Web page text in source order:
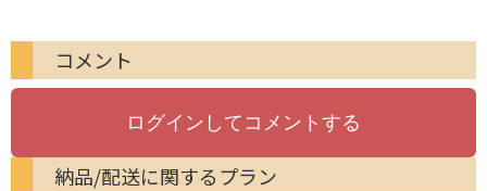
コメント
納品/配送に関するプラン